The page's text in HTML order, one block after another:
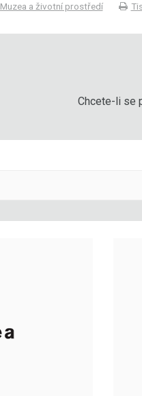
Muzea a životní prostředí
Chcete-li se